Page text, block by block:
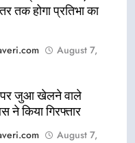
तक होगा प्रतिभा का
August 7,
पर जुआ खेलने वाले
ने किया गिरफ्तार
August 7,